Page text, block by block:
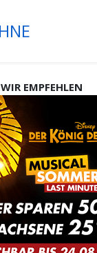
WIR EMPFEHLEN